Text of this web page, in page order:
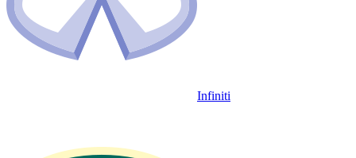
Infiniti